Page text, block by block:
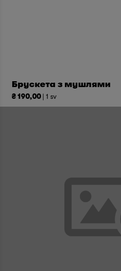
Брускета з мушлями
₴ 190,00 | 1 sv